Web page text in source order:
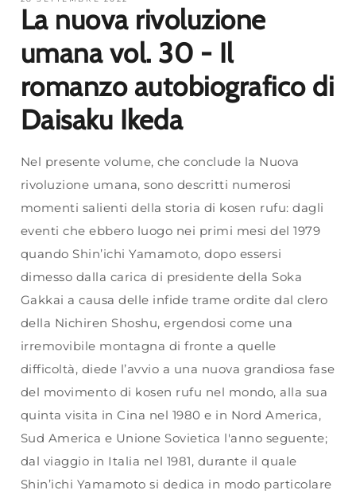
La nuova rivoluzione
umana vol. 30 - Il
romanzo autobiografico di
Daisaku Ikeda
Nel presente volume, che conclude la Nuova
rivoluzione umana, sono descritti numerosi
momenti salienti della storia di kosen rufu: dagli
eventi che ebbero luogo nei primi mesi del 1979
quando Shin’ichi Yamamoto, dopo essersi
dimesso dalla carica di presidente della Soka
Gakkai a causa delle infide trame ordite dal clero
della Nichiren Shoshu, ergendosi come una
irremovibile montagna di fronte a quelle
difficoltà, diede l’avvio a una nuova grandiosa fase
del movimento di kosen rufu nel mondo, alla sua
quinta visita in Cina nel 1980 e in Nord America,
Sud America e Unione Sovietica l'anno seguente;
dal viaggio in Italia nel 1981, durante il quale
Shin’ichi Yamamoto si dedica in modo particolare